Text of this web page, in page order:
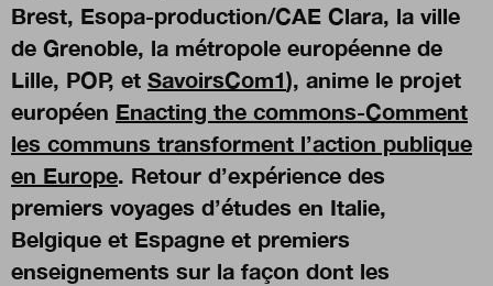
Nous suivre sur Twittersur LinkedIn
Brest, Esopa-production/CAE Clara, la ville
de Grenoble, la métropole européenne de
Lille, POP, et SavoirsCom1), anime le projet
européen Enacting the commons-Comment
les communs transforment l’action publique
en Europe. Retour d’expérience des
premiers voyages d’études en Italie,
Belgique et Espagne et premiers
enseignements sur la façon dont les